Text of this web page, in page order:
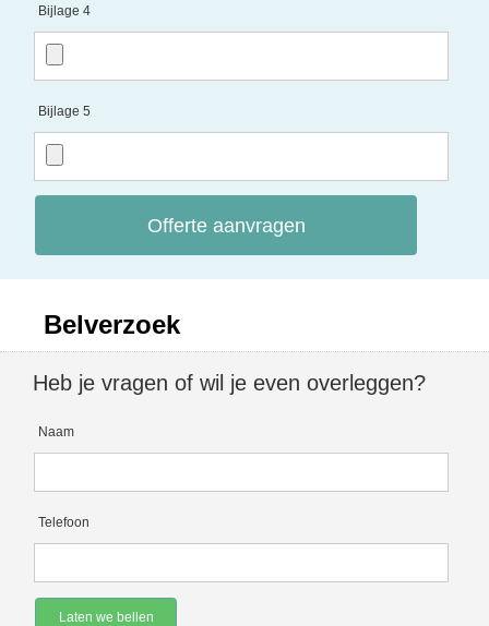
Bijlage 4
Bijlage 5
Offerte aanvragen
Belverzoek
Heb je vragen of wil je even overleggen?
Naam
Telefoon
Laten we bellen